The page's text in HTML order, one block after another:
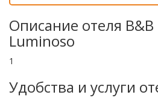
Описание отеля B&B
Luminoso
1
Удобства и услуги